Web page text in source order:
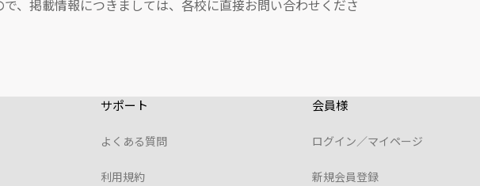
、掲載情報につきましては、各校に直接お問い合わせくださ
サポート
よくある質問
利用規約
会員様
ログイン／マイページ
新規会員登録